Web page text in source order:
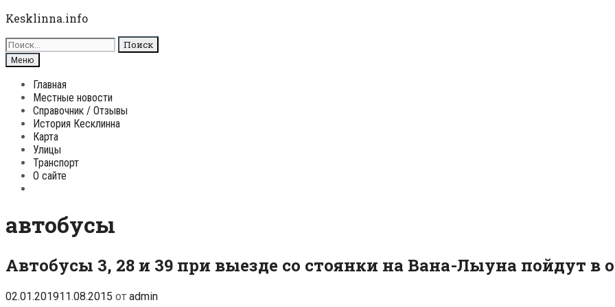
Перейти
содержимому
Kesklinna.info
Поиск
для:
Поиск
Меню
Главная
Местные новости
Справочник / Отзывы
История Кесклинна
Карта
Улицы
Транспорт
О сайте
автобусы
Автобусы 3, 28 и 39 при выезде со стоянки на Вана-Лыуна пойдут в
02.01.201911.08.2015 от admin